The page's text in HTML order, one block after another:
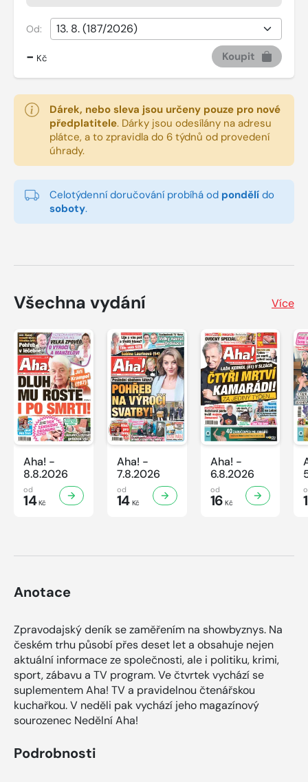
Od:
- Kč Koupit
Dárek, nebo sleva jsou určeny pouze pro nové
předplatitele. Dárky jsou odesílány na adresu
plátce, a to zpravidla do 6 týdnů od provedení
úhrady.
Celotýdenní doručování probíhá od pondělí do
soboty.
Všechna vydání Více
Aha! -
8.8.2026
od
14Kč
Aha! -
7.8.2026
od
14Kč
Aha! -
6.8.2026
od
16 Kč
Anotace
Zpravodajský deník se zaměřením na showbyznys. Na
českém trhu působí přes deset let a obsahuje nejen
aktuální informace ze společnosti, ale i politiku, krimi,
sport, zábavu a TV program. Ve čtvrtek vychází se
suplementem Aha! TV a pravidelnou čtenářskou
kuchařkou. V neděli pak vychází jeho magazínový
sourozenec Nedělní Aha!
Podrobnosti